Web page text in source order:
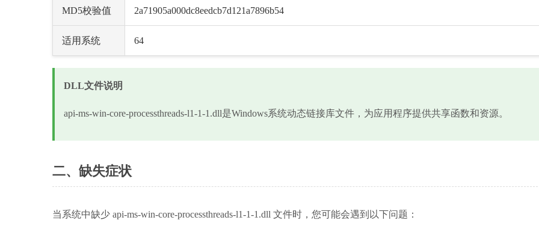
MD5校验值 2a71905a000dc8eedcb7d121a7896b54
适用系统 64
DLL文件说明
api-ms-win-core-processthreads-l1-1-1.dll是Windows系统动态链接库文件，为应用程序提供共享函数和资源。
二、缺失症状
当系统中缺少 api-ms-win-core-processthreads-l1-1-1.dll 文件时，您可能会遇到以下问题：